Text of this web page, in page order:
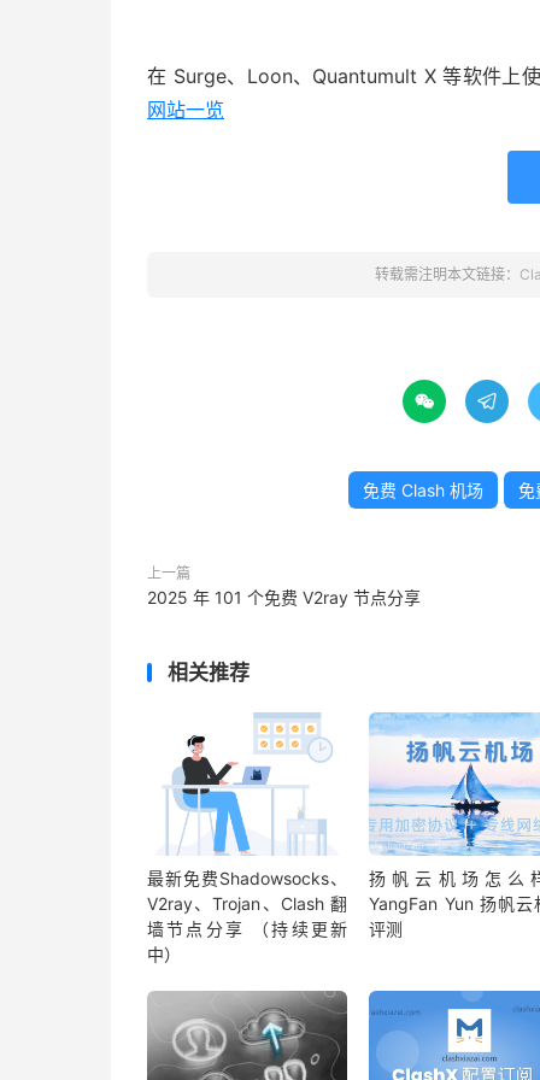
在 Surge、Loon、Quantumult X 等软件上
网站一览
转载需注明本文链接：
 
免费 Clash 机场 免
上一篇
2025 年 101 个免费 V2ray 节点分享
相关推荐
最新免费Shadowsocks、
V2ray、Trojan、Clash 翻
墙节点分享 （持续更新
中）
扬帆云机场怎么
YangFan Yun 扬帆云
评测